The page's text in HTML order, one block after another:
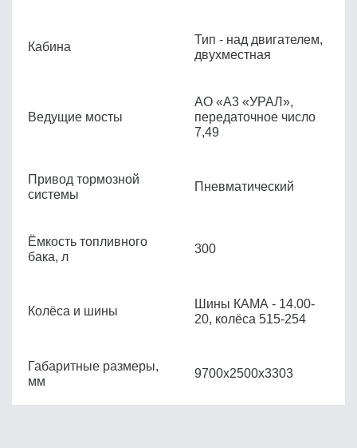
Кабина
Тип - над двигателем,
двухместная
Ведущие мосты
АО «A3 «УРАЛ»,
передаточное число
7,49
Привод тормозной
системы
Пневматический
Ёмкость топливного
бака, л
300
Колёса и шины
Шины КАМА - 14.00-
20, колёса 515-254
Габаритные размеры,
мм
9700x2500x3303